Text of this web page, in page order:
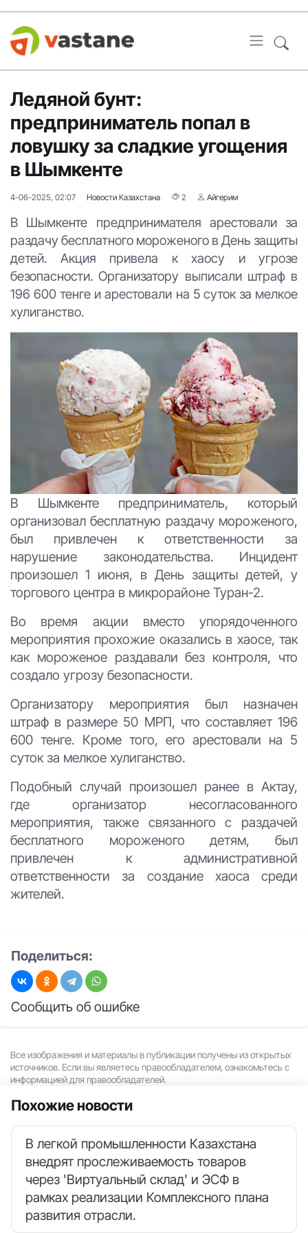
Ледяной бунт:
предприниматель попал в
ловушку за сладкие угощения
в Шымкенте
4-06-2025, 02:07 Новости Казахстана 2 Айгерим
В Шымкенте предпринимателя арестовали за
раздачу бесплатного мороженого в День защиты
детей. Акция привела к хаосу и угрозе
безопасности. Организатору выписали штраф в
196 600 тенге и арестовали на 5 суток за мелкое
хулиганство.
В Шымкенте предприниматель, который
организовал бесплатную раздачу мороженого,
был привлечен к ответственности за
нарушение законодательства. Инцидент
произошел 1 июня, в День защиты детей, у
торгового центра в микрорайоне Туран-2.
Во время акции вместо упорядоченного
мероприятия прохожие оказались в хаосе, так
как мороженое раздавали без контроля, что
создало угрозу безопасности.
Организатору мероприятия был назначен
штраф в размере 50 МРП, что составляет 196
600 тенге. Кроме того, его арестовали на 5
суток за мелкое хулиганство.
Подобный случай произошел ранее в Актау,
где организатор несогласованного
мероприятия, также связанного с раздачей
бесплатного мороженого детям, был
привлечен к административной
ответственности за создание хаоса среди
жителей.
Поделиться:
Сообщить об ошибке
Все изображения и материалы в публикации получены из открытых
источников. Если вы являетесь правообладателем, ознакомьтесь с
информацией для правообладателей.
Похожие новости
В легкой промышленности Казахстана
внедрят прослеживаемость товаров
через 'Виртуальный склад' и ЭСФ в
рамках реализации Комплексного плана
развития отрасли.